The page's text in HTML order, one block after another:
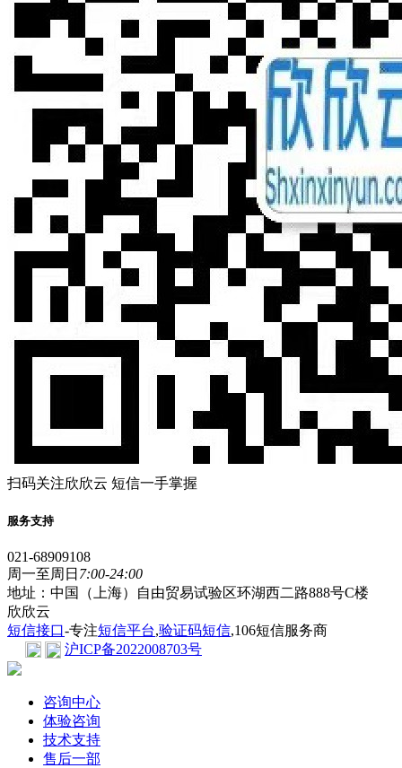
扫码关注欣欣云 短信一手掌握
服务支持
021-68909108
周一至周日 7:00-24:00
地址：中国（上海）自由贸易试验区环湖西二路888号C楼
欣欣云
短信接口-专注短信平台,验证码短信,106短信服务商
沪ICP备2022008703号
咨询中心
体验咨询
技术支持
售后一部